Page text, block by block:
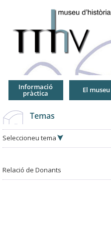
Informació
pràctica El museu
Temas
Seleccioneu tema
Relació de Donants